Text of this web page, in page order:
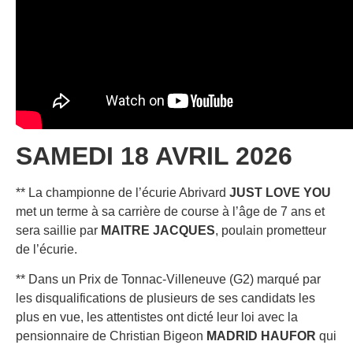
SAMEDI 18 AVRIL 2026
** La championne de l’écurie Abrivard JUST LOVE YOU
met un terme à sa carrière de course à l’âge de 7 ans et
sera saillie par MAITRE JACQUES, poulain prometteur
de l’écurie.
** Dans un Prix de Tonnac-Villeneuve (G2) marqué par
les disqualifications de plusieurs de ses candidats les
plus en vue, les attentistes ont dicté leur loi avec la
pensionnaire de Christian Bigeon MADRID HAUFOR qui